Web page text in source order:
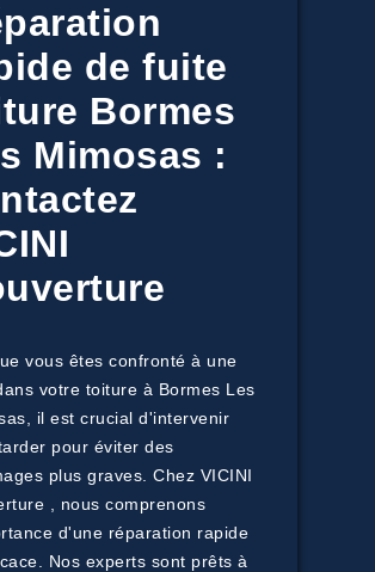
de fuite
Bormes
Mimosas :
vous êtes confronté à une
votre toiture à Bormes Les
il est crucial d'intervenir
pour éviter des
plus graves. Chez VICINI
, nous comprenons
d'une réparation rapide
Nos experts sont prêts à